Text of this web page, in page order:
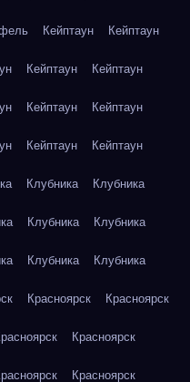
Кейптаун Кейптаун
Кейптаун Кейптаун
Кейптаун Кейптаун
Кейптаун Кейптаун
Клубника Клубника
Клубника Клубника
Клубника Клубника
Красноярск Красноярск
Красноярск
Красноярск